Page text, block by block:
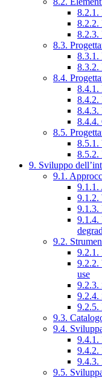
8.2.1.
8.2.2.
8.2.3.
8.3.
8.3.1.
8.3.2.
8.4.
8.4.1.
8.4.2.
8.4.3.
8.4.4.
8.5.
8.5.1.
8.5.2.
9. Sviluppo
9.1.
9.1.1.
9.1.2.
9.1.3.
9.1.4.
9.2.
9.2.1.
9.2.2.
use
9.2.3.
9.2.4.
9.2.5.
9.3.
9.4.
9.4.1.
9.4.2.
9.4.3.
9.5.